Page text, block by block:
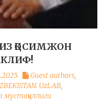
ҚОСИМЖОН
Guest authors,
UzLAB,